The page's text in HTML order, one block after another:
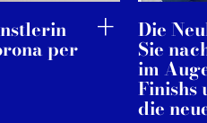
per
Die
Sie
im
die